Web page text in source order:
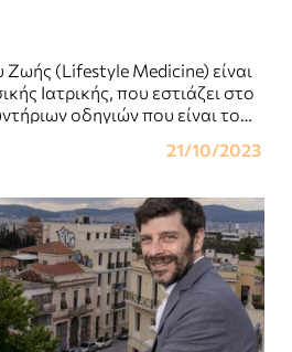
Ζωής (Lifestyle Medicine) είναι
Ιατρικής, που εστιάζει στο
οδηγιών που είναι το
21/10/2023